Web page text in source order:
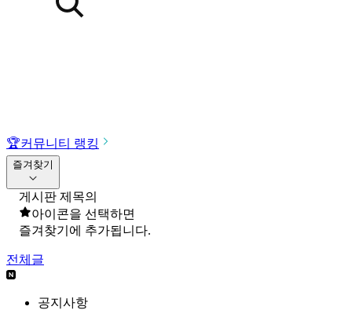
혈당 · 다이어트 음식 검색해보세요
🏆커뮤니티 랭킹
즐겨찾기
게시판 제목의
아이콘을 선택하면
즐겨찾기에 추가됩니다.
전체글
공지사항